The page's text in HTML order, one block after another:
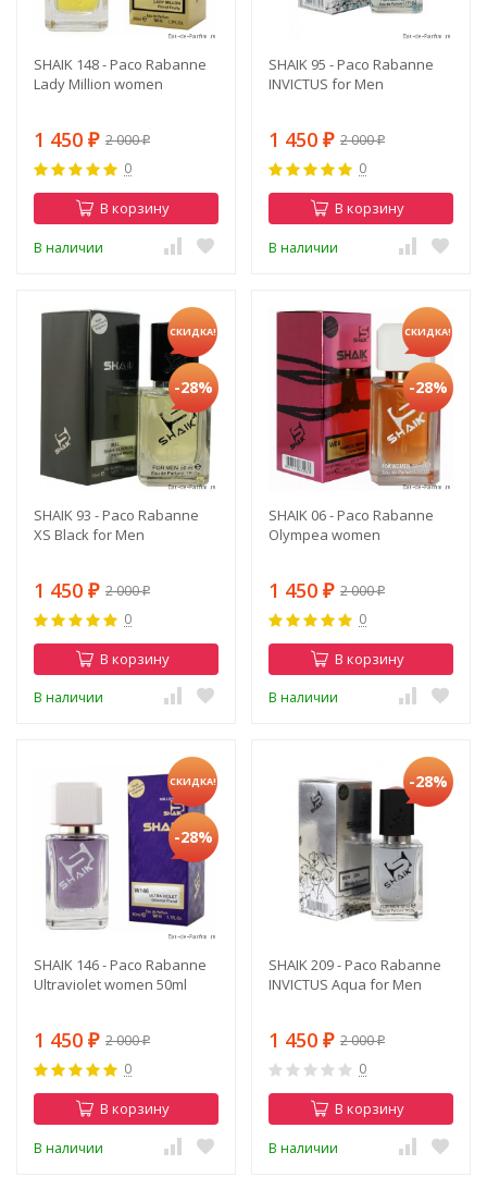
SHAIK 148 - Paco Rabanne
Lady Million women
1 450 ₽ 2 000₽
0
В корзину
В наличии
SHAIK 95 - Paco Rabanne
INVICTUS for Men
1 450 ₽ 2 000₽
0
В корзину
В наличии
СКИДКА!
-28%
SHAIK 93 - Paco Rabanne
XS Black for Men
1 450 ₽ 2 000₽
0
В корзину
В наличии
СКИДКА!
-28%
SHAIK 06 - Paco Rabanne
Olympea women
1 450 ₽ 2 000₽
0
В корзину
В наличии
СКИДКА!
-28%
SHAIK 146 - Paco Rabanne
Ultraviolet women 50ml
1 450 ₽ 2 000₽
0
В корзину
В наличии
-28%
SHAIK 209 - Paco Rabanne
INVICTUS Aqua for Men
1 450 ₽ 2 000₽
0
В корзину
В наличии